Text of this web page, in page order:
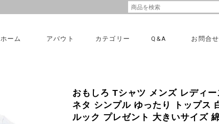
ホーム アバウト カテゴリー Q&A お問合せ
おもしろ Tシャツ メンズ レディ
ネタ シンプル ゆったり トップス
ルック プレゼント 大きいサイズ